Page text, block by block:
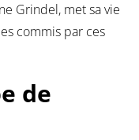
Grindel, met sa vie
commis par ces
de